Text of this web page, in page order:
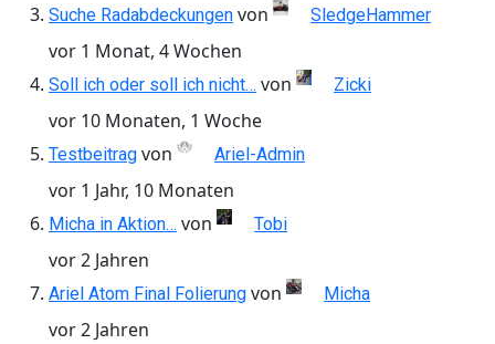
Suche Radabdeckungen von SledgeHammer
vor 1 Monat, 4 Wochen
Soll ich oder soll ich nicht… von Zicki
vor 10 Monaten, 1 Woche
Testbeitrag von Ariel-Admin
vor 1 Jahr, 10 Monaten
Micha in Aktion… von Tobi
vor 2 Jahren
Ariel Atom Final Folierung von Micha
vor 2 Jahren